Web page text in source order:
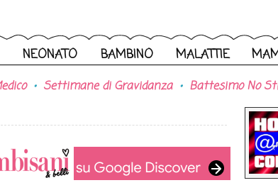
NEONATO BAMBINO MALATTIE
Settimane di Gravidanza Battesimo No